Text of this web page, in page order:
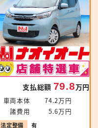
支払総額 79.8万円
車両本体
74.2万円
諸費用
5.6万円
法定整備
有